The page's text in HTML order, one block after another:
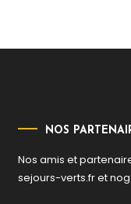
NOS
Nos amis et
sejours-verts.fret